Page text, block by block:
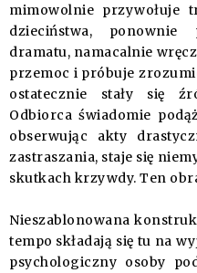
mimowolnie przywołuje
dzieciństwa, ponownie
dramatu, namacalnie
przemoc i próbuje
ostatecznie stały się
Odbiorca świadomie
obserwując akty
zastraszania, staje się
skutkach krzywdy. Ten
Nieszablonowana
tempo składają się tu na
psychologiczny osoby